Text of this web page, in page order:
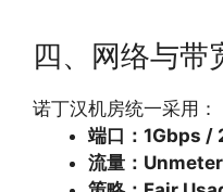
四、网络与带
诺丁汉机房统一采用：
端口：1Gbps /
流量：